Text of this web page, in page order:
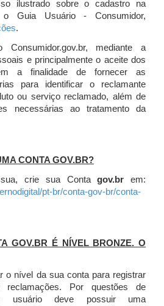
ilustrado sobre o cadastro na
o Guia Usuário - Consumidor,
.
Consumidor.gov.br, mediante a
e principalmente o aceite dos
a finalidade de fornecer as
para identificar o reclamante
ou serviço reclamado, além de
necessárias ao tratamento da
CONTA GOV.BR?
crie sua Contagov.br em:
pt-br/conta-gov-br/conta-
GOV.BR É NÍVEL BRONZE. O
o nível da sua conta para registrar
reclamações. Por questões de
usuário deve possuir uma